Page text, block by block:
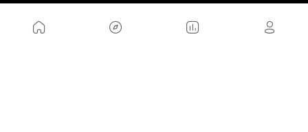
Aviso Legal
Anúnciate con nosotros